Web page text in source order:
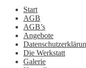
Start
AGB
AGB’s
Angebote
Die Werkstatt
Galerie